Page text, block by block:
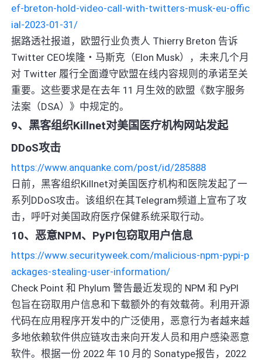
ef-breton-hold-video-call-with-twitters-musk-eu-offic
ial-2023-01-31/
据路透社报道，欧盟行业负责人 Thierry Breton 告诉
Twitter CEO埃隆・马斯克（Elon Musk），未来几个月
对 Twitter 履行全面遵守欧盟在线内容规则的承诺至关
重要。这些要求是在去年 11 月生效的欧盟《数字服务
法案（DSA）》中规定的。
9、黑客组织Killnet对美国医疗机构网站发起
DDoS攻击
https://www.anquanke.com/post/id/285888
日前，黑客组织Killnet对美国医疗机构和医院发起了一
系列DDoS攻击。该组织在其Telegram频道上宣布了攻
击，呼吁对美国政府医疗保健系统采取行动。
10、恶意NPM、PyPI包窃取用户信息
https://www.securityweek.com/malicious-npm-pypi-p
ackages-stealing-user-information/
Check Point 和 Phylum 警告最近发现的 NPM 和 PyPI
包旨在窃取用户信息和下载额外的有效载荷。利用开源
代码在应用程序开发中的广泛使用，恶意行为者越来越
多地依赖软件供应链攻击来向开发人员和用户感染恶意
软件。根据一份 2022 年 10 月的 Sonatype报告，2022